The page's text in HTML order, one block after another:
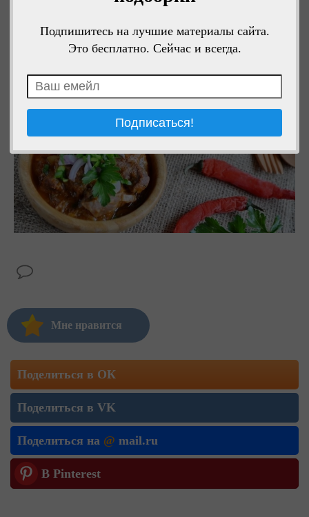
Подпишитесь на лучшие материалы сайта.
Это бесплатно. Сейчас и всегда.
Приятного аппетита!
Мне нравится
Поделиться в ОК
Поделиться в VK
Поделиться на @ mail.ru
В Pinterest